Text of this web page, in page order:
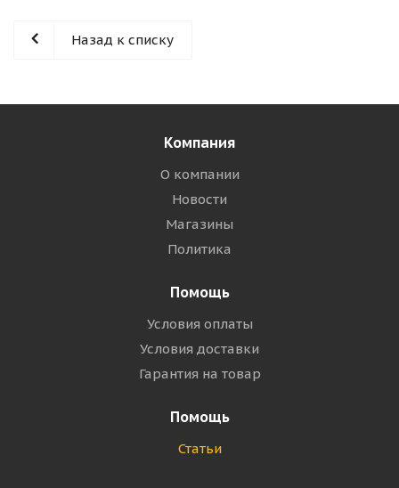
Назад к списку
Компания
О компании
Новости
Магазины
Политика
Помощь
Условия оплаты
Условия доставки
Гарантия на товар
Помощь
Статьи